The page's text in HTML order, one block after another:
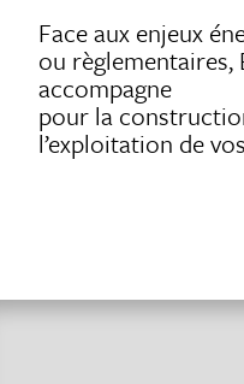
Face aux enjeux
ou règlementaires,
accompagne
pour la
l’exploitation de